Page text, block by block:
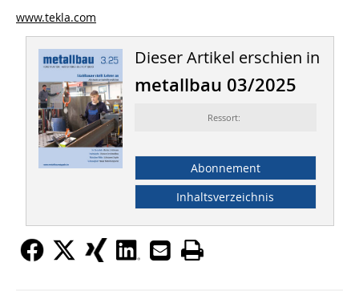
www.tekla.com
Dieser Artikel erschien in
metallbau 03/2025
Ressort:
Abonnement
Inhaltsverzeichnis